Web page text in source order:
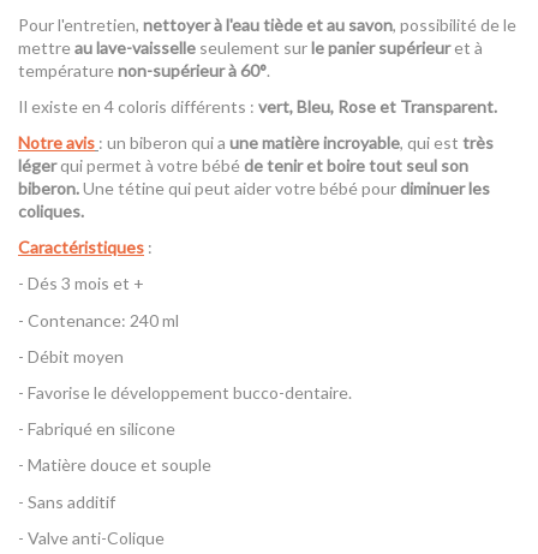
Pour l'entretien, nettoyer à l'eau tiède et au savon, possibilité de le
mettreau lave-vaisselle seulement surle panier supérieuret à
températurenon-supérieur à 60°.
Il existe en 4 coloris différents : vert, Bleu, Rose et Transparent.
Notre avis : un biberon qui a une matière incroyable, qui est très
légerqui permet à votre bébé de tenir et boire tout seul son
biberon.Une tétine qui peut aider votre bébé pour diminuer les
coliques.
Caractéristiques :
- Dés 3 mois et +
- Contenance: 240 ml
- Débit moyen
- Favorise le développement bucco-dentaire.
- Fabriqué en silicone
- Matière douce et souple
- Sans additif
- Valve anti-Colique